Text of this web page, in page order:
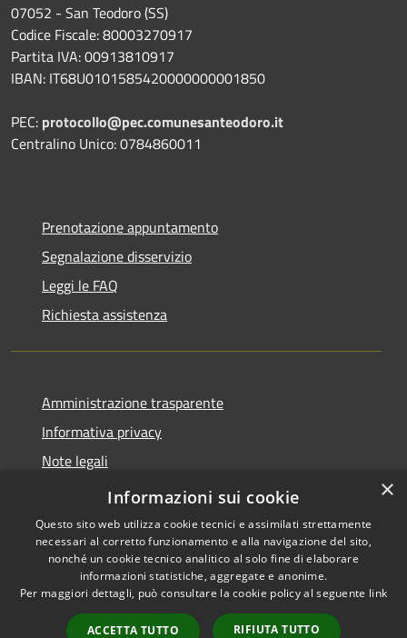
07052 - San Teodoro (SS)
Codice Fiscale: 80003270917
Partita IVA: 00913810917
IBAN: IT68U0101585420000000001850
PEC: protocollo@pec.comunesanteodoro.it
Centralino Unico: 0784860011
Prenotazione appuntamento
Segnalazione disservizio
Leggi le FAQ
Richiesta assistenza
Amministrazione trasparente
Informativa privacy
Note legali
Dichiarazione di accessibilità
Accessibilità
Copyright © 2026 • Comune di
San Teodoro • Powered by
Municipium•
Accesso
×
Informazioni sui cookie
Questo sito web utilizza cookie tecnici e assimilati strettamente
necessari al corretto funzionamento e alla navigazione del sito,
nonché un cookie tecnico analitico al solo fine di elaborare
informazioni statistiche, aggregate e anonime.
Per maggiori dettagli, può consultare la cookie policy al seguente link
ACCETTA TUTTO RIFIUTA TUTTO